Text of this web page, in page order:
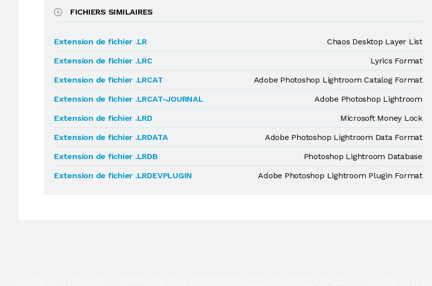
FICHIERS SIMILAIRES
Extension de fichier .LR
Chaos Desktop Layer List
Extension de fichier .LRC
Lyrics Format
Extension de fichier .LRCAT
Adobe Photoshop Lightroom Catalog Format
Extension de fichier .LRCAT-JOURNAL
Adobe Photoshop Lightroom
Extension de fichier .LRD
Microsoft Money Lock
Extension de fichier .LRDATA
Adobe Photoshop Lightroom Data Format
Extension de fichier .LRDB
Photoshop Lightroom Database
Extension de fichier .LRDEVPLUGIN
Adobe Photoshop Lightroom Plugin Format